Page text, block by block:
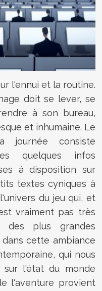
l'ennui et la routine.
doit se lever, se
à son bureau,
et inhumaine. Le
journée consiste
quelques infos
à disposition sur
textes cyniques à
du jeu qui, et
vraiment pas très
des plus grandes
cette ambiance
qui nous
sur l'état du monde
l'aventure provient